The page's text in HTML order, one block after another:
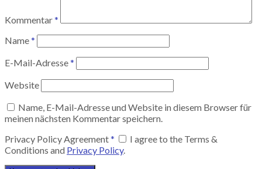
Kommentar*
Name*
E-Mail-Adresse*
Website
Name, E-Mail-Adresse und Website in diesem Browser für
meinen nächsten Kommentar speichern.
Privacy Policy Agreement*
I agree to the Terms &
Conditions and Privacy Policy.